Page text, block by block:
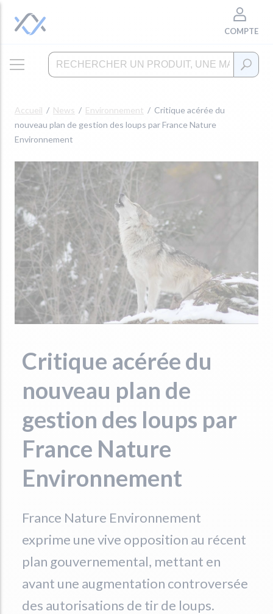
COMPTE
Accueil News Environnement
Critique acérée du
nouveau plan de gestion des loups par France Nature
Environnement
Critique acérée du
nouveau plan de
gestion des loups par
France Nature
Environnement
France Nature Environnement
exprime une vive opposition au récent
plan gouvernemental, mettant en
avant une augmentation controversée
des autorisations de tir de loups.